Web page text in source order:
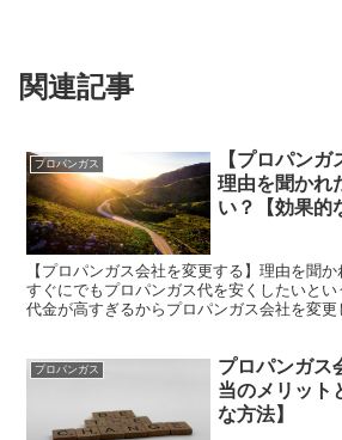
関連記事
プロパンガス
【プロパンガ
理由を聞かれ
い？【効果的
【プロパンガス会社を変更する】理由を聞
すぐにでもプロパンガス代を安くしたいと
代金が高すぎるからプロパンガス会社を変更
プロパンガス
プロパンガス
当のメリット
な方法】